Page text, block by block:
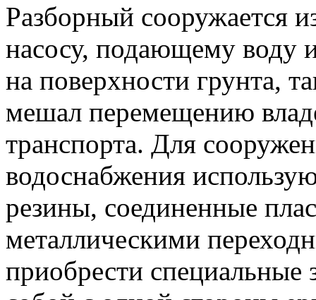
Разборный сооружается
насосу, подающему воду
на поверхности грунта,
мешал перемещению
транспорта. Для
водоснабжения
резины, соединенные
металлическими
приобрести